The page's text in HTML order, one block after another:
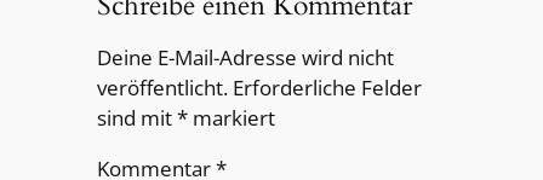
Deine E-Mail-Adresse wird nicht
veröffentlicht. Erforderliche Felder
sind mit*markiert
Kommentar*